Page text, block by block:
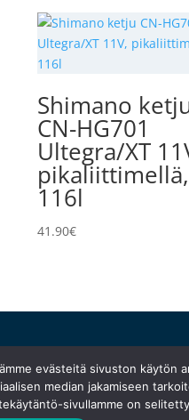
Shimano
CN-HG701
Ultegra/XT
pikaliittimellä,
116l
41.90€
evästeitä sivuston käytön
median jakamiseen
sivullamme on